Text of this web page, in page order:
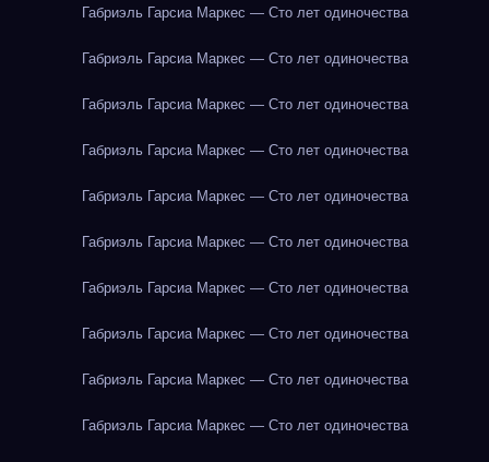
Габриэль Гарсиа Маркес — Сто лет одиночества
Габриэль Гарсиа Маркес — Сто лет одиночества
Габриэль Гарсиа Маркес — Сто лет одиночества
Габриэль Гарсиа Маркес — Сто лет одиночества
Габриэль Гарсиа Маркес — Сто лет одиночества
Габриэль Гарсиа Маркес — Сто лет одиночества
Габриэль Гарсиа Маркес — Сто лет одиночества
Габриэль Гарсиа Маркес — Сто лет одиночества
Габриэль Гарсиа Маркес — Сто лет одиночества
Габриэль Гарсиа Маркес — Сто лет одиночества